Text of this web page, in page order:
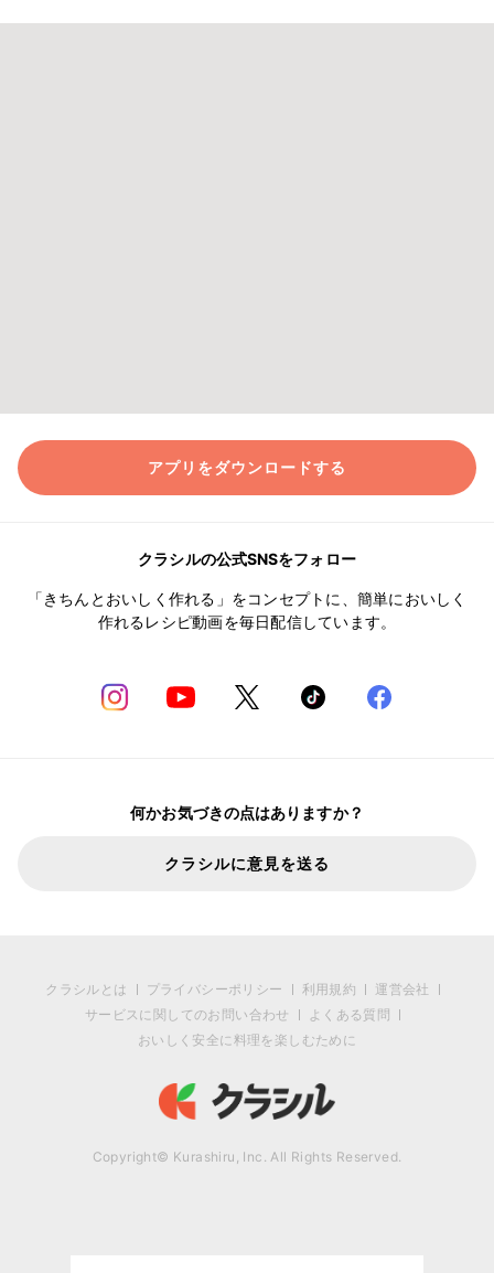
アプリをダウンロードする
クラシルの公式SNSをフォロー
「きちんとおいしく作れる」をコンセプトに、簡単においしく
作れるレシピ動画を毎日配信しています。
何かお気づきの点はありますか？
クラシルに意見を送る
クラシルとは プライバシーポリシー 利用規約
運営会社
サービスに関してのお問い合わせ
よくある質問
おいしく安全に料理を楽しむために
Copyright© Kurashiru, Inc. All Rights Reserved.